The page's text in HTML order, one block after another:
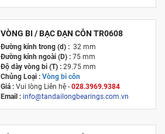
VÒNG BI / BẠC ĐẠN CÔN TR0608
Đường kính trong (d) :32 mm
Đường kính ngoài (D) :75 mm
Độ dày vòng bi (T) :29.75 mm
Chủng Loại : Vòng bi côn
Giá :Vui lòng Liên hệ - 028.3969.9384
Email : info@tandailongbearings.com.vn